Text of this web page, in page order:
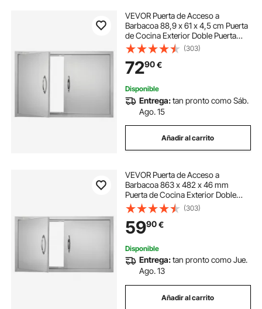
VEVOR Puerta de Acceso a
Barbacoa 88,9 x 61 x 4,5 cm Puerta
de Cocina Exterior Doble Puerta
Empotrada de Acero Inoxidable con
Manija para Isla de Barbacoa,
Estación de Parrilla, Armario
Exterior
(303)
7290€
Disponible
Entrega:tan pronto como Sáb.
Ago. 15
Añadir al carrito
VEVOR Puerta de Acceso a
Barbacoa 863 x 482 x 46 mm
Puerta de Cocina Exterior Doble
Puerta Empotrada de Acero
Inoxidable con Manija para Isla de
Barbacoa, Estación de Parrilla,
Armario Exterior
(303)
5990€
Disponible
Entrega:tan pronto como Jue.
Ago. 13
Añadir al carrito